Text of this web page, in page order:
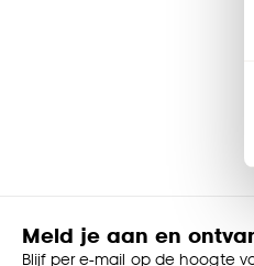
Meld je aan en
Blijf per e-mail op de hoogte